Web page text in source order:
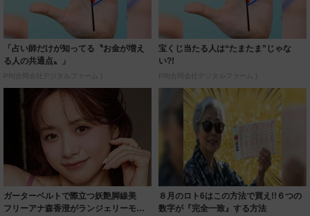
「占い師だけが知ってる〝お金が増え
る人の共通点〟」
PR(合同会社デジタルファーム )
宝くじ当たる人は“たまたま”じゃな
い?!
PR(合同会社デジタルファーム )
ガーターベルトで際立つ妖艶脚線美
フリーアナ森香澄がランジェリーモデ
８月のロト6はこの方法で買え!!６つの
数字が『完全一致』する方法